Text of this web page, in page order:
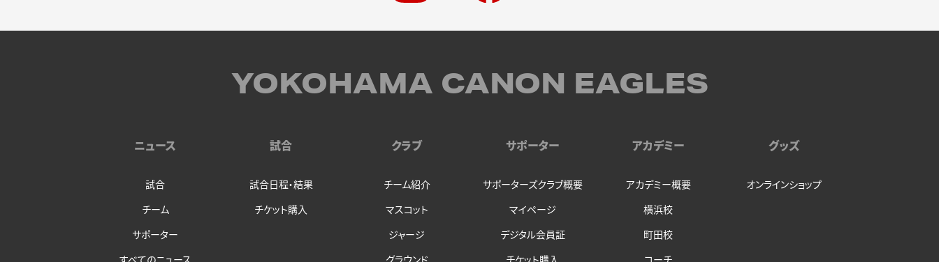
YOKOHAMA CANON EAGLES
ニュース
試合
チーム
サポーター
試合
試合日程・結果
チケット購入
クラブ
チーム紹介
マスコット
ジャージ
サポーター
サポーターズクラブ概要
マイページ
デジタル会員証
アカデミー
アカデミー概要
横浜校
町田校
グッズ
オンラインショップ